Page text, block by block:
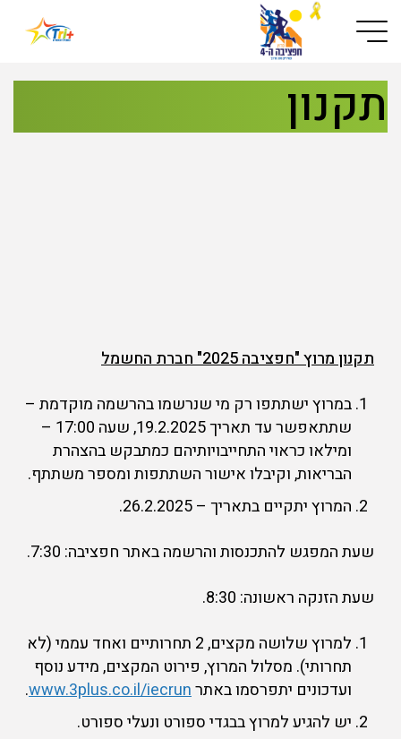
Button used only for devices with a small screen
תקנון
תקנון מרוץ "חפציבה 2025" חברת החשמל
במרוץ ישתתפו רק מי שנרשמו בהרשמה מוקדמת –
שתתאפשר עד תאריך 19.2.2025, שעה 17:00 –
ומילאו כראוי התחייבויותיהם כמתבקש בהצהרת
הבריאות, וקיבלו אישור השתתפות ומספר משתתף.
המרוץ יתקיים בתאריך – 26.2.2025.
שעת המפגש להתכנסות והרשמה באתר חפציבה: 7:30.
שעת הזנקה ראשונה: 8:30.
למרוץ שלושה מקצים, 2 תחרותיים ואחד עממי (לא
תחרותי). מסלול המרוץ, פירוט המקצים, מידע נוסף
ועדכונים יתפרסמו באתרwww.3plus.co.il/iecrun
.
יש להגיע למרוץ בבגדי ספורט ונעלי ספורט.